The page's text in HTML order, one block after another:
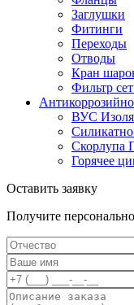
Заглушки
Фитинги
Переходы
Отводы
Кран
Фильтр
ВУС
Скорлупа
Горячее
Оставить заявку
Получите